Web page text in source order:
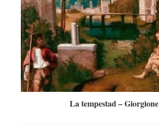
La tempestad – Giorgione